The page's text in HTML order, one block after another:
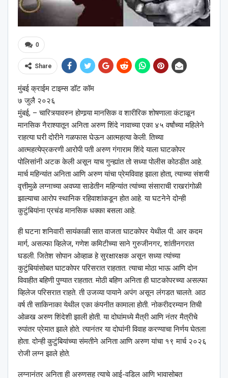
0
Share
मुंबई क्राईम टाइम्स डॉट कॉम
७ जुलै २०२६
मुंबई, – चारित्र्यावरुन होणार्‍या मानसिक व शारीरिक शोषणाला कंटाळून
मानसिक नैराश्यातून अनिता अरुण शिंदे नावाच्या एका ४५ वर्षांच्या महिलेने
राहत्या घरी दोरीने गळफास घेऊन आत्महत्या केली. तिच्या
आत्महत्येप्रकरणी आरोपी पती अरुण गंगाराम शिंदे याला घाटकोपर
पोलिसांनी अटक केली असून याच गुन्ह्यांत तो सध्या पोलीस कोठडीत आहे.
मार्च महिन्यांत अनिता आणि अरुण यांचा प्रेमविवाह झाला होता, त्याच्या संशयी
वृत्तीमुळे लग्नाच्या अवघ्या साडेतीन महिन्यांत त्यांच्या संसाराची राखरांगोळी
झाल्याचा आरोप स्थानिक रहिवाशांकडून होत आहे. या घटनेने दोन्ही
कुटुंबियांना प्रचंड मानसिक धक्का बसला आहे.
ही घटना शनिवारी सायंकाळी सात वाजता घाटकोपर येथील पी. आर कदम
मार्ग, असल्फा व्हिलेज, गणेश कमिटीच्या साने गुरुजीनगर, शांतीनगरात
घडली. जितेश सोपान ओव्हाळ हे सुरक्षारक्षक असून सध्या त्यांच्या
कुटुंबियांसोबत घाटकोपर परिसरात राहतात. त्याचा मोठा भाऊ आणि दोन
विवाहीत बहिणी पुण्यात राहतात. मोठी बहिण अनिता ही घाटकोपरच्या असल्फा
व्हिलेज परिसरात राहते. ती उजव्या पायाने अपंग असून लंगडत चालते. आठ
वर्ष ती साकिनाका येथील एका कंपनीत कामाला होती. नोकरीदरम्यान तिची
ओळख अरुण शिंदेशी झाली होती. या दोघांमध्ये मैत्री आणि नंतर मैत्रीचे
रुपांतर प्रेमात झाले होते. त्यानंतर या दोघांनी विवाह करण्याचा निर्णय घेतला
होता. दोन्ही कुटुंबियांच्या संमतीने अनिता आणि अरुण यांचा १९ मार्च २०२६
रोजी लग्न झाले होते.
लग्नानंतर अनिता ही अरुणसह त्याचे आई-वडिल आणि भावासोबत